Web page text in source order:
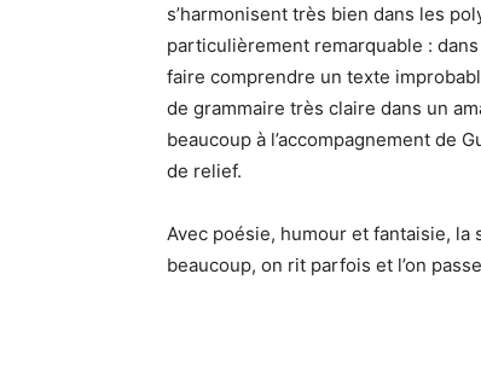
s’harmonisent très bien dans les
particulièrement remarquable :
faire comprendre un texte
de grammaire très claire dans un
beaucoup à l’accompagnement de
de relief.
Avec poésie, humour et fantaisie,
beaucoup, on rit parfois et l’on